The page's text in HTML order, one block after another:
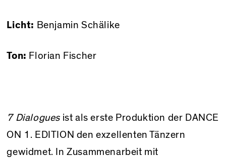
Licht: Benjamin Schälike
Ton: Florian Fischer
7 Dialogues ist als erste Produktion der DANCE
ON 1. EDITION den exzellenten Tänzern
gewidmet. In Zusammenarbeit mit